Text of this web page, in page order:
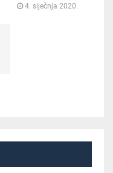
4. siječnja 2020.